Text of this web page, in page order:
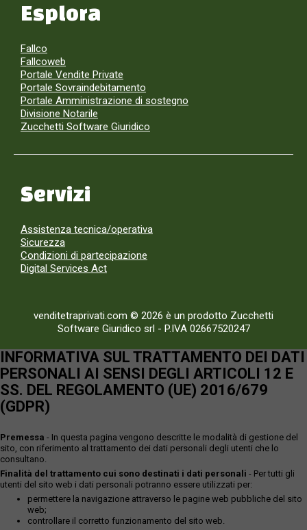
Esplora
Fallco
Fallcoweb
Portale Vendite Private
Portale Sovraindebitamento
Portale Amministrazione di sostegno
Divisione Notarile
Zucchetti Software Giuridico
Servizi
Assistenza tecnica/operativa
Sicurezza
Condizioni di partecipazione
Digital Services Act
venditetraprivati.com © 2026 è un prodotto Zucchetti
Software Giuridico srl - P.IVA 02667520247
INFORMATIVA SUL TRATTAMENTO DEI DATI
PERSONALI AI SENSI DEGLI ARTICOLI 12 E
SS. DEL REGOLAMENTO (UE) 2016/679
(GDPR)
Premessa - In questa pagina vengono descritte le modalità di gestione del
sito, con riferimento al trattamento dei dati personali degli utenti che lo
consultano.
Finalità del trattamento cui sono destinati i dati personali - Per tutti gli
utenti del sito web i dati personali potranno essere utilizzati per:
permettere la navigazione attraverso le pagine web pubbliche del sito
web;
controllare il corretto funzionamento del sito web.